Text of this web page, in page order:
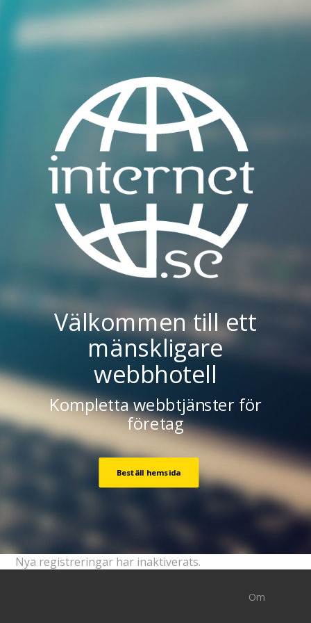
Välkommen till ett
mänskligare
webbhotell
Kompletta webbtjänster för
företag
Beställ hemsida
Nya registreringar har inaktiverats.
Om